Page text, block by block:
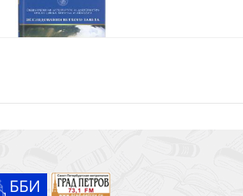
Книга Иисуса Навина